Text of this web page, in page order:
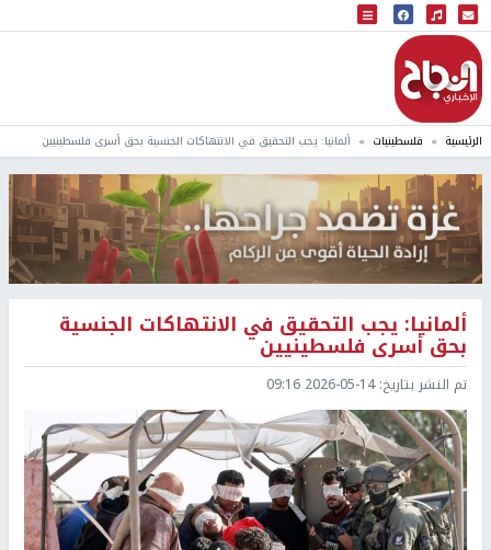
البث المباشر
إذاعة النجاح
الرئيسية فلسطينيات ألمانيا: يجب التحقيق في الانتهاكات الجنسية بحق أسرى فلسطينيين
ألمانيا: يجب التحقيق في الانتهاكات الجنسية
بحق أسرى فلسطينيين
تم النشر بتاريخ:2026-05-14 09:16